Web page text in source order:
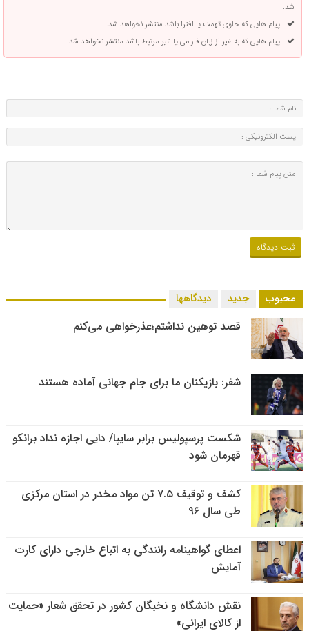
شد.
پیام هایی که حاوی تهمت یا افترا باشد منتشر نخواهد شد.
پیام هایی که به غیر از زبان فارسی یا غیر مرتبط باشد منتشر نخواهد شد.
محبوب جدید دیدگاهها
قصد توهین نداشتم؛عذرخواهی می‌کنم
شفر: بازیکنان ما برای جام جهانی آماده هستند
شکست پرسپولیس برابر سایپا/ دایی اجازه نداد برانکو
قهرمان شود
کشف و توقیف ۷.۵ تن مواد مخدر در استان مرکزی
طی سال ۹۶
اعطای گواهینامه رانندگی به اتباع خارجی دارای کارت
آمایش
نقش دانشگاه و نخبگان کشور در تحقق شعار «حمایت
از کالای ایرانی»